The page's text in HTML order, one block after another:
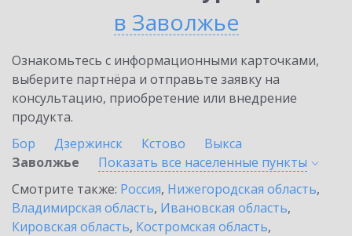
в Заволжье
Ознакомьтесь с информационными карточками,
выберите партнёра и отправьте заявку на
консультацию, приобретение или внедрение
продукта.
Бор
Дзержинск Кстово
Выкса
Заволжье
Показать все населенные пункты
Смотрите также: Россия, Нижегородская область,
Владимирская область, Ивановская область,
Кировская область, Костромская область,